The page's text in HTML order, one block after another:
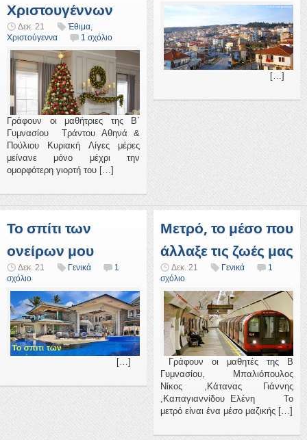
Χριστουγέννων
Δεκ. 21 Έθιμα,
Χριστούγεννα
1 σχόλιο
Γράφουν οι μαθήτριες της Β΄
Γυμνασίου Τράντου Αθηνά &
Πούλιου Κυριακή Λίγες μέρες
μείνανε μόνο μέχρι την
ομορφότερη γιορτή του […]
[…]
Το σπίτι των
ονείρων μου
Δεκ. 21 Γενικά
1
σχόλιο
[…]
Μετρό, το μέσο που
άλλαξε τις ζωές μας
Δεκ. 21 Γενικά
1
σχόλιο
Γράφουν οι μαθητές της Β
Γυμνασίου, Μπαλιόπουλος
Νίκος ,Κάτανας Γιάννης
,Καπαγιαννίδου Ελένη Το
μετρό είναι ένα μέσο μαζικής […]